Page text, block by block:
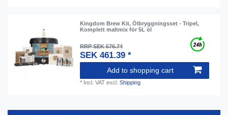
Kingdom Brew Kit, Ölbryggningsset - Tripel,
Komplett maltmix för 5L öl
RRP SEK 576.74
SEK 461.39 *
Add to shopping cart
* Incl. VAT excl.Shipping